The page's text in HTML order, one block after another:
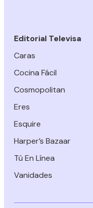
Editorial Televisa
Caras
Cocina Fácil
Cosmopolitan
Eres
Esquire
Harper’s Bazaar
Tú En Línea
Vanidades